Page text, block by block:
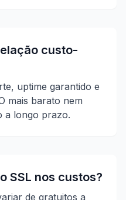
custo-
uptime garantido e
mais barato nem
a longo prazo.
SSL nos custos?
de gratuitos a